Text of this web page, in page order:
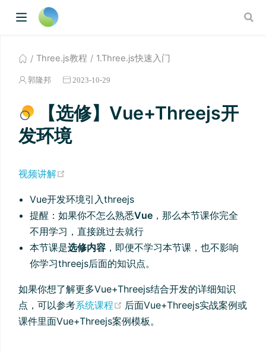
Three.js教程 1.Three.js快速入门
郭隆邦 2023-10-29
【选修】Vue+Threejs开
发环境
视频讲解
Vue开发环境引入threejs
提醒：如果你不怎么熟悉Vue ，那么本节课你完全
不用学习，直接跳过去就行
本节课是选修内容 ，即便不学习本节课，也不影响
你学习threejs后面的知识点。
如果你想了解更多Vue+Threejs结合开发的详细知识
点，可以参考系统课程 (opens new window)
后面Vue+Threejs实战案例或
课件里面Vue+Threejs案例模板。